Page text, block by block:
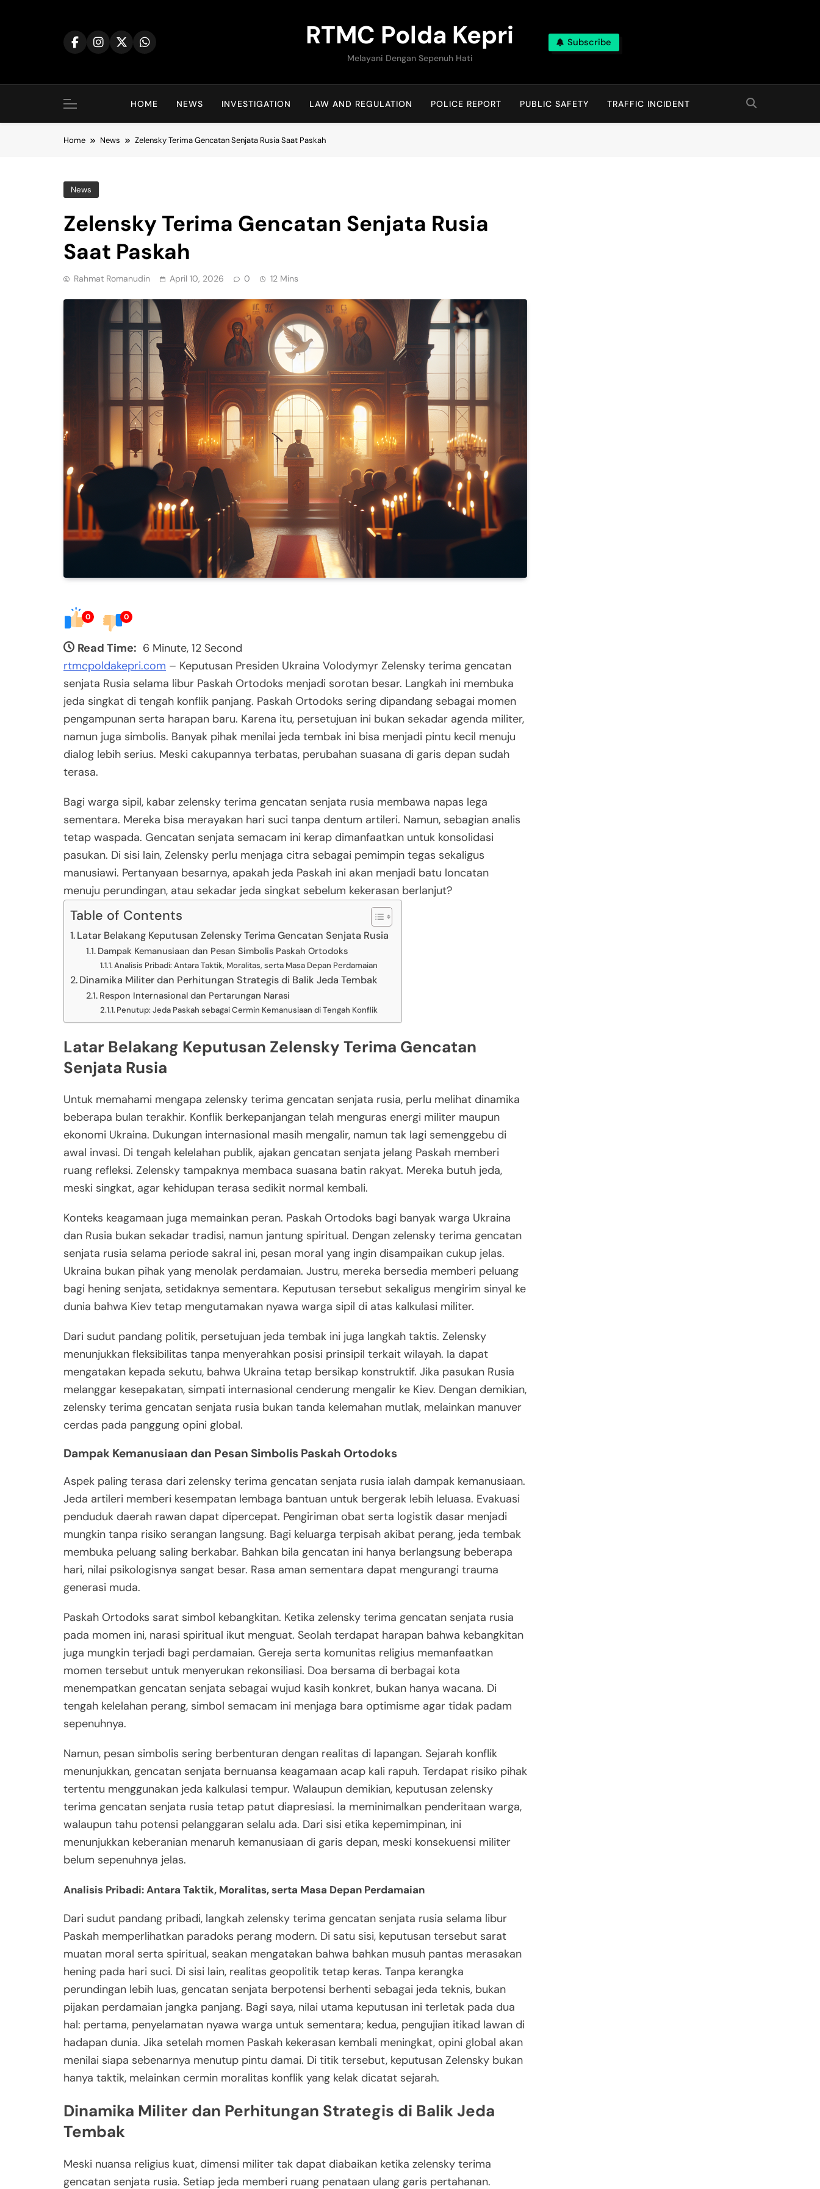
RTMC Polda Kepri
Melayani Dengan Sepenuh Hati
Subscribe
HOME NEWS INVESTIGATION LAW AND REGULATION POLICE REPORT PUBLIC SAFETY TRAFFIC INCIDENT
Home News Zelensky Terima Gencatan Senjata Rusia Saat Paskah
News
Zelensky Terima Gencatan Senjata Rusia
Saat Paskah
Rahmat Romanudin April 10, 2026 0 12 Mins
0 0
Read Time: 6 Minute, 12 Second
rtmcpoldakepri.com – Keputusan Presiden Ukraina Volodymyr Zelensky terima gencatan
senjata Rusia selama libur Paskah Ortodoks menjadi sorotan besar. Langkah ini membuka
jeda singkat di tengah konflik panjang. Paskah Ortodoks sering dipandang sebagai momen
pengampunan serta harapan baru. Karena itu, persetujuan ini bukan sekadar agenda militer,
namun juga simbolis. Banyak pihak menilai jeda tembak ini bisa menjadi pintu kecil menuju
dialog lebih serius. Meski cakupannya terbatas, perubahan suasana di garis depan sudah
terasa.
Bagi warga sipil, kabar zelensky terima gencatan senjata rusia membawa napas lega
sementara. Mereka bisa merayakan hari suci tanpa dentum artileri. Namun, sebagian analis
tetap waspada. Gencatan senjata semacam ini kerap dimanfaatkan untuk konsolidasi
pasukan. Di sisi lain, Zelensky perlu menjaga citra sebagai pemimpin tegas sekaligus
manusiawi. Pertanyaan besarnya, apakah jeda Paskah ini akan menjadi batu loncatan
menuju perundingan, atau sekadar jeda singkat sebelum kekerasan berlanjut?
Table of Contents
Latar Belakang Keputusan Zelensky Terima Gencatan Senjata Rusia
Dampak Kemanusiaan dan Pesan Simbolis Paskah Ortodoks
Analisis Pribadi: Antara Taktik, Moralitas, serta Masa Depan Perdamaian
Dinamika Militer dan Perhitungan Strategis di Balik Jeda Tembak
Respon Internasional dan Pertarungan Narasi
Penutup: Jeda Paskah sebagai Cermin Kemanusiaan di Tengah Konflik
Latar Belakang Keputusan Zelensky Terima Gencatan
Senjata Rusia
Untuk memahami mengapa zelensky terima gencatan senjata rusia, perlu melihat dinamika
beberapa bulan terakhir. Konflik berkepanjangan telah menguras energi militer maupun
ekonomi Ukraina. Dukungan internasional masih mengalir, namun tak lagi semenggebu di
awal invasi. Di tengah kelelahan publik, ajakan gencatan senjata jelang Paskah memberi
ruang refleksi. Zelensky tampaknya membaca suasana batin rakyat. Mereka butuh jeda,
meski singkat, agar kehidupan terasa sedikit normal kembali.
Konteks keagamaan juga memainkan peran. Paskah Ortodoks bagi banyak warga Ukraina
dan Rusia bukan sekadar tradisi, namun jantung spiritual. Dengan zelensky terima gencatan
senjata rusia selama periode sakral ini, pesan moral yang ingin disampaikan cukup jelas.
Ukraina bukan pihak yang menolak perdamaian. Justru, mereka bersedia memberi peluang
bagi hening senjata, setidaknya sementara. Keputusan tersebut sekaligus mengirim sinyal ke
dunia bahwa Kiev tetap mengutamakan nyawa warga sipil di atas kalkulasi militer.
Dari sudut pandang politik, persetujuan jeda tembak ini juga langkah taktis. Zelensky
menunjukkan fleksibilitas tanpa menyerahkan posisi prinsipil terkait wilayah. Ia dapat
mengatakan kepada sekutu, bahwa Ukraina tetap bersikap konstruktif. Jika pasukan Rusia
melanggar kesepakatan, simpati internasional cenderung mengalir ke Kiev. Dengan demikian,
zelensky terima gencatan senjata rusia bukan tanda kelemahan mutlak, melainkan manuver
cerdas pada panggung opini global.
Dampak Kemanusiaan dan Pesan Simbolis Paskah Ortodoks
Aspek paling terasa dari zelensky terima gencatan senjata rusia ialah dampak kemanusiaan.
Jeda artileri memberi kesempatan lembaga bantuan untuk bergerak lebih leluasa. Evakuasi
penduduk daerah rawan dapat dipercepat. Pengiriman obat serta logistik dasar menjadi
mungkin tanpa risiko serangan langsung. Bagi keluarga terpisah akibat perang, jeda tembak
membuka peluang saling berkabar. Bahkan bila gencatan ini hanya berlangsung beberapa
hari, nilai psikologisnya sangat besar. Rasa aman sementara dapat mengurangi trauma
generasi muda.
Paskah Ortodoks sarat simbol kebangkitan. Ketika zelensky terima gencatan senjata rusia
pada momen ini, narasi spiritual ikut menguat. Seolah terdapat harapan bahwa kebangkitan
juga mungkin terjadi bagi perdamaian. Gereja serta komunitas religius memanfaatkan
momen tersebut untuk menyerukan rekonsiliasi. Doa bersama di berbagai kota
menempatkan gencatan senjata sebagai wujud kasih konkret, bukan hanya wacana. Di
tengah kelelahan perang, simbol semacam ini menjaga bara optimisme agar tidak padam
sepenuhnya.
Namun, pesan simbolis sering berbenturan dengan realitas di lapangan. Sejarah konflik
menunjukkan, gencatan senjata bernuansa keagamaan acap kali rapuh. Terdapat risiko pihak
tertentu menggunakan jeda kalkulasi tempur. Walaupun demikian, keputusan zelensky
terima gencatan senjata rusia tetap patut diapresiasi. Ia meminimalkan penderitaan warga,
walaupun tahu potensi pelanggaran selalu ada. Dari sisi etika kepemimpinan, ini
menunjukkan keberanian menaruh kemanusiaan di garis depan, meski konsekuensi militer
belum sepenuhnya jelas.
Analisis Pribadi: Antara Taktik, Moralitas, serta Masa Depan Perdamaian
Dari sudut pandang pribadi, langkah zelensky terima gencatan senjata rusia selama libur
Paskah memperlihatkan paradoks perang modern. Di satu sisi, keputusan tersebut sarat
muatan moral serta spiritual, seakan mengatakan bahwa bahkan musuh pantas merasakan
hening pada hari suci. Di sisi lain, realitas geopolitik tetap keras. Tanpa kerangka
perundingan lebih luas, gencatan senjata berpotensi berhenti sebagai jeda teknis, bukan
pijakan perdamaian jangka panjang. Bagi saya, nilai utama keputusan ini terletak pada dua
hal: pertama, penyelamatan nyawa warga untuk sementara; kedua, pengujian itikad lawan di
hadapan dunia. Jika setelah momen Paskah kekerasan kembali meningkat, opini global akan
menilai siapa sebenarnya menutup pintu damai. Di titik tersebut, keputusan Zelensky bukan
hanya taktik, melainkan cermin moralitas konflik yang kelak dicatat sejarah.
Dinamika Militer dan Perhitungan Strategis di Balik Jeda
Tembak
Meski nuansa religius kuat, dimensi militer tak dapat diabaikan ketika zelensky terima
gencatan senjata rusia. Setiap jeda memberi ruang penataan ulang garis pertahanan.